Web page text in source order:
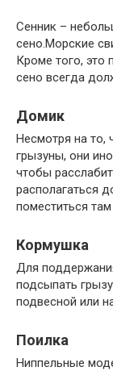
Сенник –
сено.Морские
Кроме того, это
сено всегда
Домик
Несмотря на то,
грызуны, они
чтобы
располагаться
поместиться
Кормушка
Для
подсыпать
подвесной или
Поилка
Ниппельные